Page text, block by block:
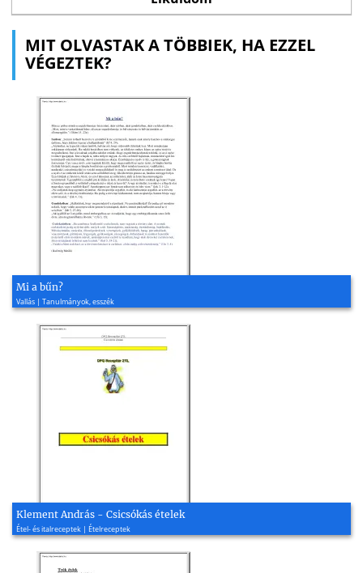
MIT OLVASTAK A TÖBBIEK, HA EZZEL
VÉGEZTEK?
Mi a bűn?
Vallás | Tanulmányok, esszék
Klement András - Csicsókás ételek
Étel- és italreceptek | Ételreceptek